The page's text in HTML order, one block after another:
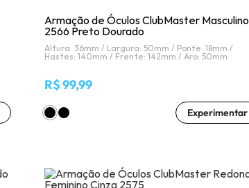
Armação de Óculos ClubMaster Masculino
2566 Preto Dourado
Altura: 36mm / Largura: 50mm / Ponte: 18mm /
Hastes: 140mm / Frente: 142mm / Aro: 50mm
R$ 99,99
Experimentar